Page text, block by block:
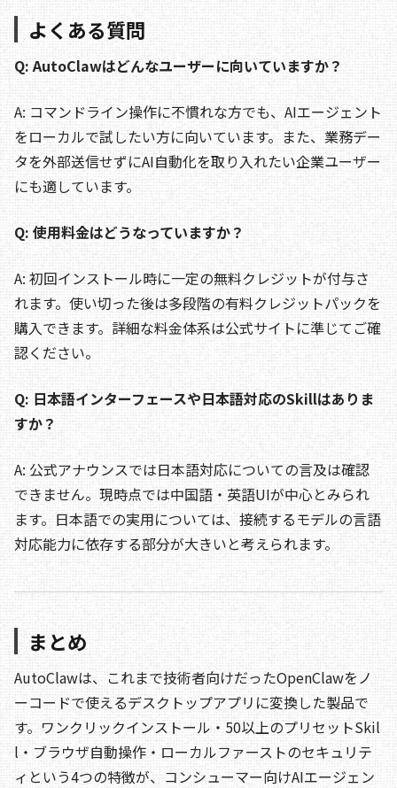
よくある質問
Q: AutoClawはどんなユーザーに向いていますか？
A: コマンドライン操作に不慣れな方でも、AIエージェント
をローカルで試したい方に向いています。また、業務デー
タを外部送信せずにAI自動化を取り入れたい企業ユーザー
にも適しています。
Q: 使用料金はどうなっていますか？
A: 初回インストール時に一定の無料クレジットが付与さ
れます。使い切った後は多段階の有料クレジットパックを
購入できます。詳細な料金体系は公式サイトに準じてご確
認ください。
Q: 日本語インターフェースや日本語対応のSkillはありま
すか？
A: 公式アナウンスでは日本語対応についての言及は確認
できません。現時点では中国語・英語UIが中心とみられ
ます。日本語での実用については、接続するモデルの言語
対応能力に依存する部分が大きいと考えられます。
まとめ
AutoClawは、これまで技術者向けだったOpenClawをノ
ーコードで使えるデスクトップアプリに変換した製品で
す。ワンクリックインストール・50以上のプリセットSkil
l・ブラウザ自動操作・ローカルファーストのセキュリテ
ィという4つの特徴が、コンシューマー向けAIエージェン